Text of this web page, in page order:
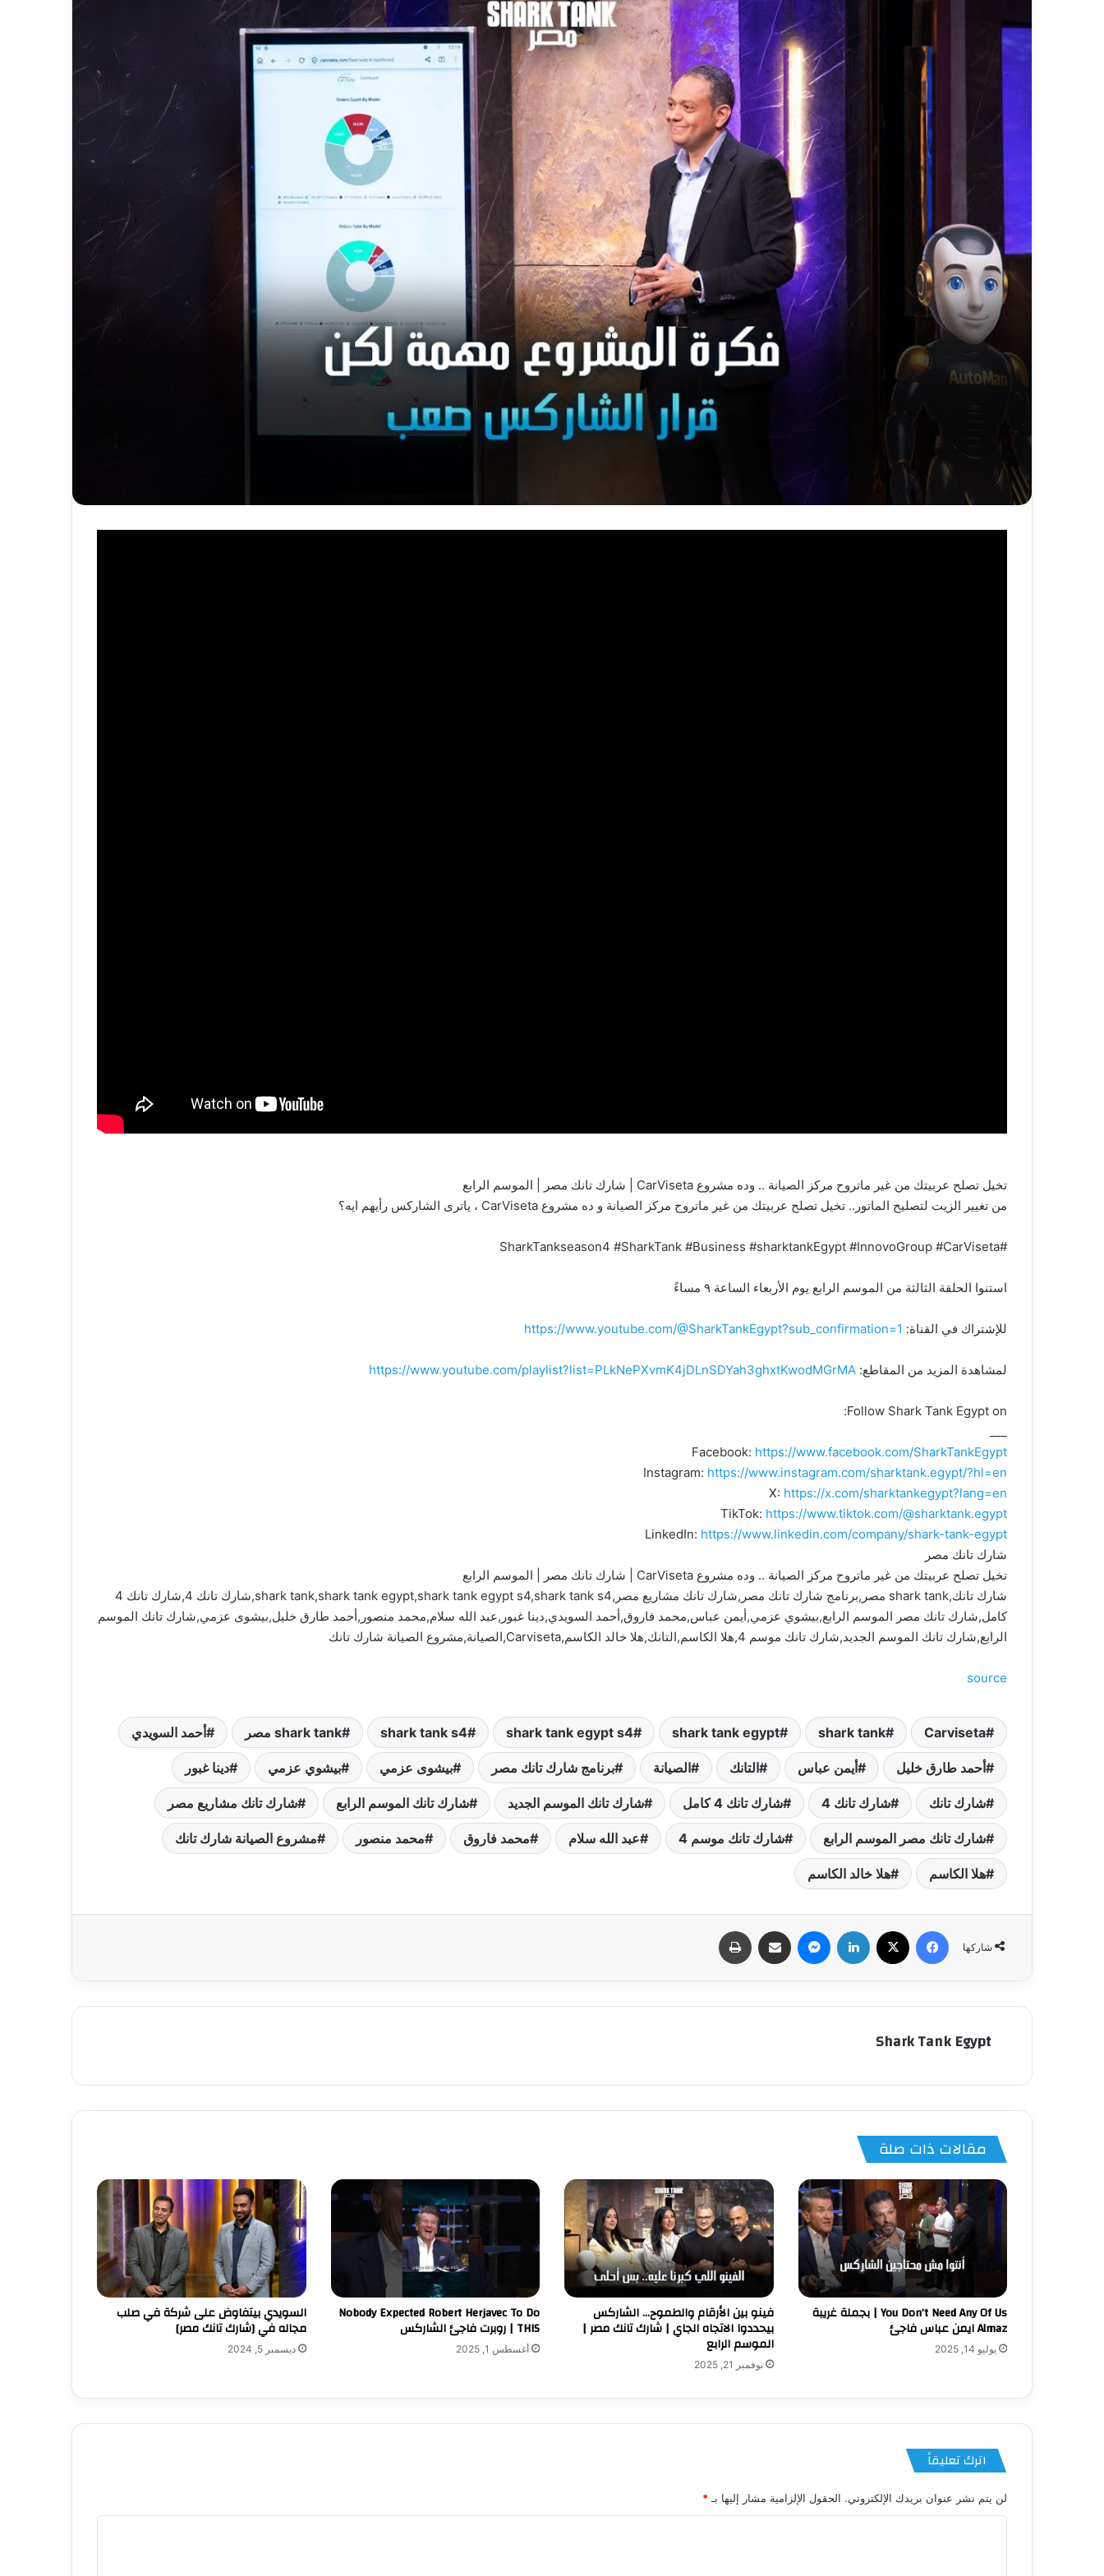
تخيل تصلح عربيتك من غير ماتروح مركز الصيانة .. وده مشروع CarViseta | شارك تانك مصر | الموسم الرابع
من تغيير الزيت لتصليح الماتور.. تخيل تصلح عربيتك من غير ماتروح مركز الصيانة و ده مشروع CarViseta ، ياترى الشاركس رأيهم ايه؟
#SharkTankseason4 #SharkTank #Business #sharktankEgypt #InnovoGroup #CarViseta
استنوا الحلقة الثالثة من الموسم الرابع يوم الأربعاء الساعة ٩ مساءً
للإشتراك في القناة: https://www.youtube.com/@SharkTankEgypt?sub_confirmation=1
لمشاهدة المزيد من المقاطع: https://www.youtube.com/playlist?list=PLkNePXvmK4jDLnSDYah3ghxtKwodMGrMA
Follow Shark Tank Egypt on:
Facebook: https://www.facebook.com/SharkTankEgypt
Instagram: https://www.instagram.com/sharktank.egypt/?hl=en
X: https://x.com/sharktankegypt?lang=en
TikTok: https://www.tiktok.com/@sharktank.egypt
LinkedIn: https://www.linkedin.com/company/shark-tank-egypt
شارك تانك مصر
تخيل تصلح عربيتك من غير ماتروح مركز الصيانة .. وده مشروع CarViseta | شارك تانك مصر | الموسم الرابع
شارك تانك,shark tank مصر,برنامج شارك تانك مصر,شارك تانك مشاريع مصر,shark tank,shark tank egypt,shark tank egypt s4,shark tank s4,شارك تانك 4,شارك تانك 4
كامل,شارك تانك مصر الموسم الرابع,بيشوي عزمي,أيمن عباس,محمد فاروق,أحمد السويدي,دينا غبور,عبد الله سلام,محمد منصور,أحمد طارق خليل,بيشوى عزمي,شارك تانك الموسم
الرابع,شارك تانك الموسم الجديد,شارك تانك موسم 4,هلا الكاسم,التانك,هلا خالد الكاسم,Carviseta,الصيانة,مشروع الصيانة شارك تانك
source
Carviseta
shark tank
shark tank egypt
shark tank egypt s4
shark tank s4 shark tank مصر أحمد السويدي
أحمد طارق خليل أيمن عباس التانك الصيانة برنامج شارك تانك مصر بيشوى عزمي بيشوي عزمي دينا غبور
شارك تانك شارك تانك 4 شارك تانك 4 كامل شارك تانك الموسم الجديد شارك تانك الموسم الرابع شارك تانك مشاريع مصر
شارك تانك مصر الموسم الرابع شارك تانك موسم 4 عبد الله سلام محمد فاروق محمد منصور مشروع الصيانة شارك تانك
هلا الكاسم هلا خالد الكاسم
شاركها
فيسبوك لينكدإن ماسنجر مشاركة عبر البريد
Shark Tank Egypt
مقالات ذات صلة
You Don’t Need Any Of Us | بجملة غريبة
Almaz ايمن عباس فاجئ
يوليو 14, 2025
فينو بين الأرقام والطموح… الشاركس
بيحددوا الاتجاه الجاي | شارك تانك مصر |
الموسم الرابع
نوفمبر 21, 2025
Nobody Expected Robert Herjavec To Do
THIS | روبرت فاجئ الشاركس
أغسطس 1, 2025
السويدي بيتفاوض على شركة في صلب
مجاله في [شارك تانك مصر]
ديسمبر 5, 2024
اترك تعليقاً
لن يتم نشر عنوان بريدك الإلكتروني. الحقول الإلزامية مشار إليها بـ *